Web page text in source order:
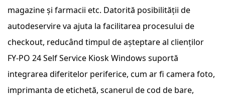
magazine și farmacii etc. Datorită posibilității de
autodeservire va ajuta la facilitarea procesului de
checkout, reducând timpul de așteptare al clienților
FY-PO 24 Self Service Kiosk Windows suportă
integrarea diferitelor periferice, cum ar fi camera foto,
imprimanta de etichetă, scanerul de cod de bare,